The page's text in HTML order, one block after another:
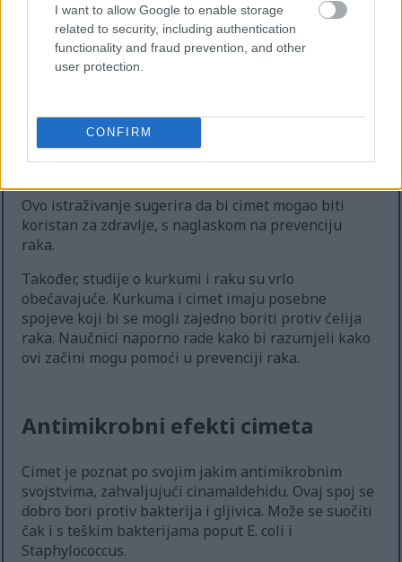
I want to allow Google to enable storage
related to security, including authentication
functionality and fraud prevention, and other
user protection.
CONFIRM
Potencijalna svojstva za
prevenciju raka
pomoći u prevenciji raka. Čini se da neki spojevi u
cimetu mogu zaustaviti rast tumora. Također bi
mogli pomoći u uništavanju ćelija raka u testovima
Ovo istraživanje sugerira da bi cimet mogao biti
koristan za zdravlje, s naglaskom na prevenciju
raka.
Također, studije o kurkumi i raku su vrlo
obećavajuće. Kurkuma i cimet imaju posebne
spojeve koji bi se mogli zajedno boriti protiv ćelija
raka. Naučnici naporno rade kako bi razumjeli kako
ovi začini mogu pomoći u prevenciji raka.
Antimikrobni efekti cimeta
Cimet je poznat po svojim jakim antimikrobnim
svojstvima, zahvaljujući cinamaldehidu. Ovaj spoj se
dobro bori protiv bakterija i gljivica. Može se suočiti
čak i s teškim bakterijama poput E. coli i
Staphylococcus.